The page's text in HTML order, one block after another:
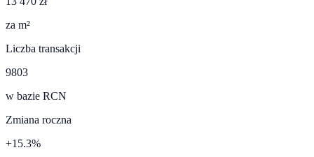
za m²
Liczba transakcji
9803
w bazie RCN
Zmiana roczna
+15.3%